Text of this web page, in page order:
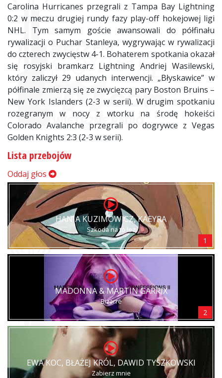
Carolina Hurricanes przegrali z Tampa Bay Lightning
0:2 w meczu drugiej rundy fazy play-off hokejowej ligi
NHL. Tym samym goście awansowali do półfinału
rywalizacji o Puchar Stanleya, wygrywając w rywalizacji
do czterech zwycięstw 4-1. Bohaterem spotkania okazał
się rosyjski bramkarz Lightning Andriej Wasilewski,
który zaliczył 29 udanych interwencji. „Błyskawice” w
półfinale zmierzą się ze zwycięzcą pary Boston Bruins –
New York Islanders (2-3 w serii). W drugim spotkaniu
rozegranym w nocy z wtorku na środę hokeiści
Colorado Avalanche przegrali po dogrywce z Vegas
Golden Knights 2:3 (2-3 w serii).
Lista przebojów
Oddaj głos
HANIA KUZIMOWICZ, KAEYRA
Szkoda na to łez
1
MADONNA & MARTIN GARRIX
Bizarre
2
EWA KOC, BŁAŻEJ KRÓL, DAWID TYSZKOWSKI
Zabierz mnie